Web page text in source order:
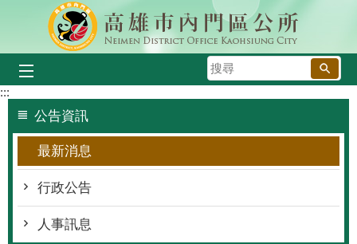
跳到主要內容區塊
搜
尋
:::
公告資訊
最新消息
行政公告
人事訊息